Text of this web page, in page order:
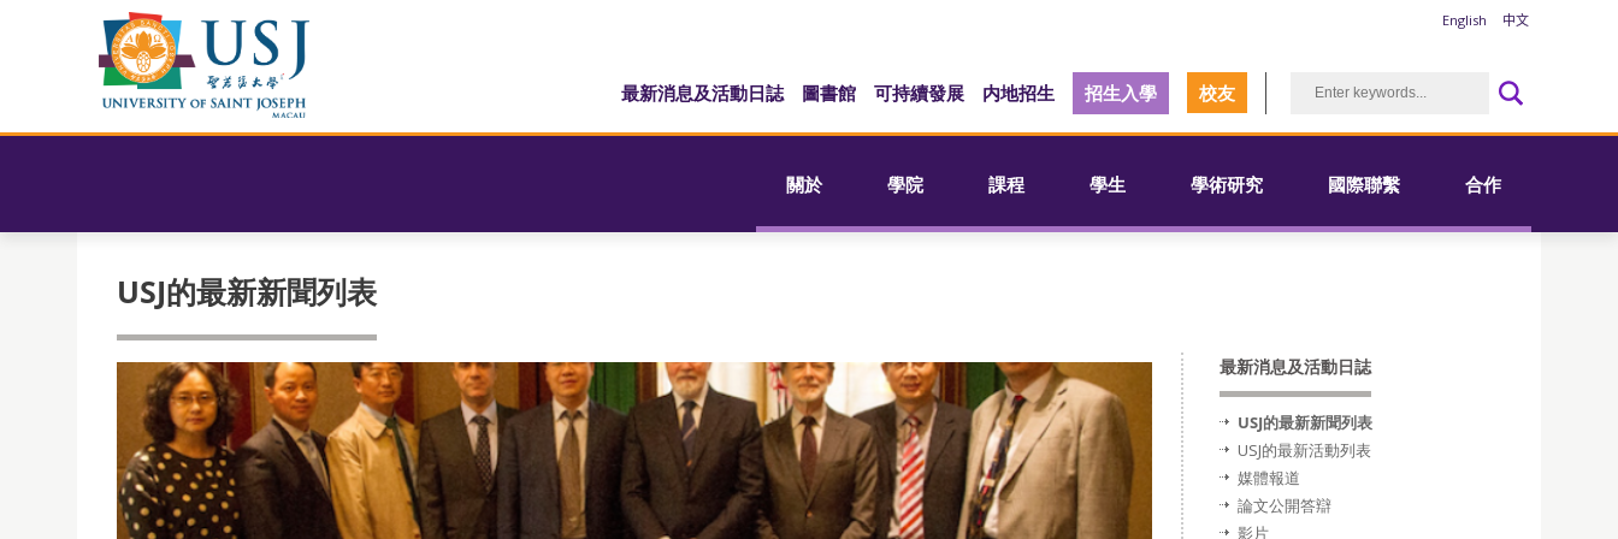
English 中文
最新消息及活動日誌 圖書館 可持續發展 内地招生 招生入學 校友
關於 學院 課程 學生 學術研究 國際聯繫 合作
USJ的最新新聞列表
最新消息及活動日誌
USJ的最新新聞列表
USJ的最新活動列表
媒體報道
論文公開答辯
影片